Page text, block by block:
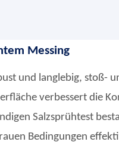
Messing
und langlebig, stoß-
verbessert die
Salzsprühtest
Bedingungen